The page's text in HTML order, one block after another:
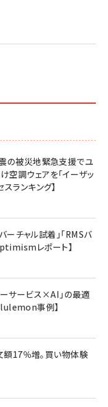
の被災地緊急支援でユ
調ウェアを「イーザッ
ランキング】
ーチャル試着」「RMSバ
レポート】
サービス×AI」の最適
事例】
額17％増。買い物体験